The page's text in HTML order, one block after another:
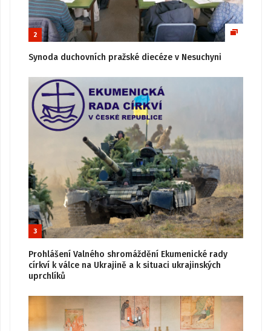
2
Synoda duchovních pražské diecéze v Nesuchyni
3
Prohlášení Valného shromáždění Ekumenické rady
církví k válce na Ukrajině a k situaci ukrajinských
uprchlíků